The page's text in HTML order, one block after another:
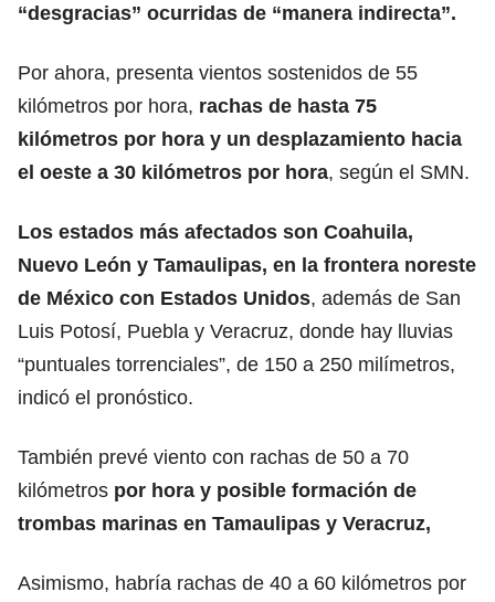
“desgracias” ocurridas de “manera indirecta”.
Por ahora, presenta vientos sostenidos de 55
kilómetros por hora, rachas de hasta 75
kilómetros por hora y un desplazamiento hacia
el oeste a 30 kilómetros por hora, según el SMN.
Los estados más afectados son Coahuila,
Nuevo León y Tamaulipas, en la frontera noreste
de México con Estados Unidos, además de San
Luis Potosí, Puebla y Veracruz, donde hay lluvias
“puntuales torrenciales”, de 150 a 250 milímetros,
indicó el pronóstico.
También prevé viento con rachas de 50 a 70
kilómetros por hora y posible formación de
trombas marinas en Tamaulipas y Veracruz,
Asimismo, habría rachas de 40 a 60 kilómetros por